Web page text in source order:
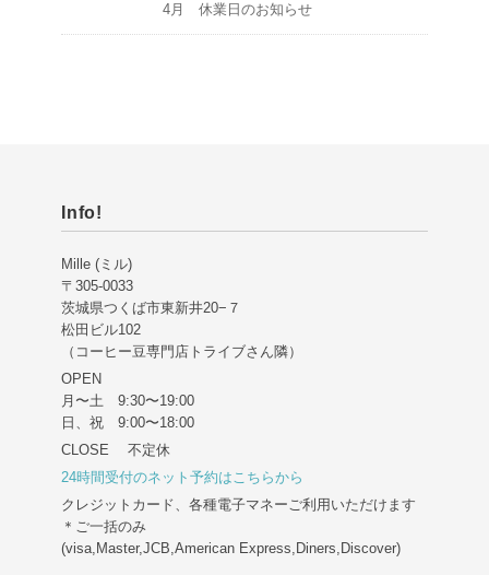
4月 休業日のお知らせ
Info!
Mille (ミル)
〒305-0033
茨城県つくば市東新井20−７
松田ビル102
（コーヒー豆専門店トライブさん隣）
OPEN
月〜土 9:30〜19:00
日、祝 9:00〜18:00
CLOSE 不定休
24時間受付のネット予約はこちらから
クレジットカード、各種電子マネーご利用いただけます
＊ご一括のみ
(visa,Master,JCB,American Express,Diners,Discover)